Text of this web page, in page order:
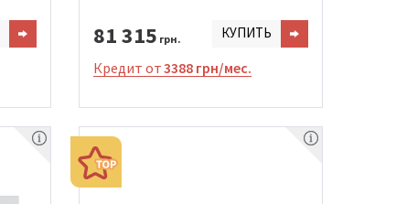
81 315 грн. КУПИТЬ
Кредит от3388 грн/мес.